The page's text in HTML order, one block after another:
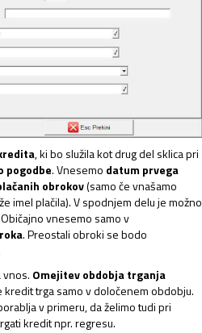
, ki bo služila kot drug del sklica pri
pogodbe. Vnesemo datum prvega
obrokov(samo če vnašamo
imel plačila). V spodnjem delu je možno
vnesemo samo v
. Preostali obroki se bodo
Omejitev obdobja trganja
kredit trga samo v določenem obdobju.
v primeru, da želimo tudi pri
kredit npr. regresu.